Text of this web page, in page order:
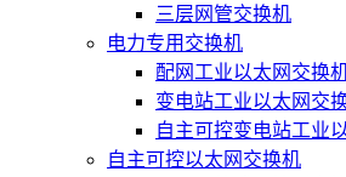
三层网管交换机
电力专用交换机
配网工业以太网交换
变电站工业以太网交
自主可控变电站工业
自主可控以太网交换机